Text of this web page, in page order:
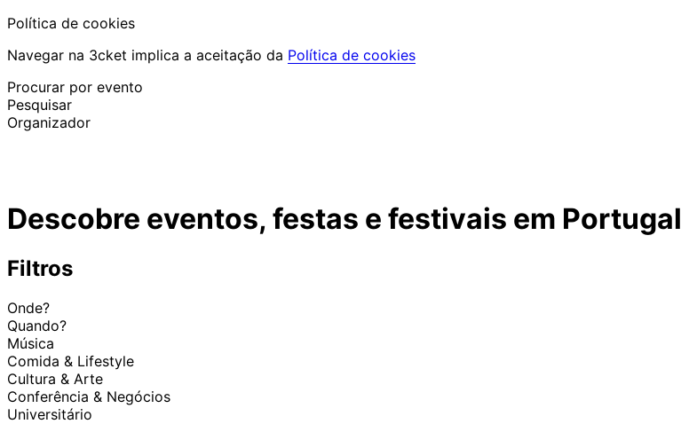
Política de cookies
Navegar na 3cket implica a aceitação da Política de cookies
Procurar por evento
Pesquisar
Organizador
Ajuda ao participantePerdi o meu bilhete
Descobre eventos, festas e festivais em Portugal
Filtros
Onde?
Quando?
Música
Comida & Lifestyle
Cultura & Arte
Conferência & Negócios
Universitário